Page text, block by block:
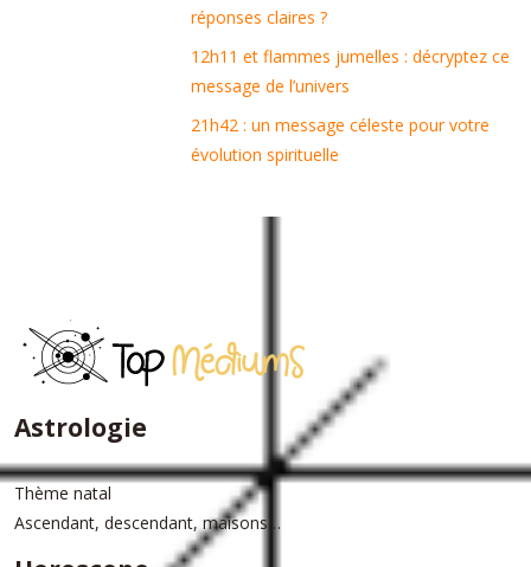
réponses claires ?
12h11 et flammes jumelles : décryptez ce
message de l’univers
21h42 : un message céleste pour votre
évolution spirituelle
Astrologie
Thème natal
Ascendant, descendant, maisons…